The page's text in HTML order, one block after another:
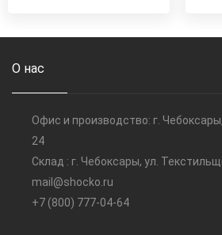
О нас
Офис и производство: г.
24
Склад : г. Чебоксары, ул.
mail@shocko.ru
+7 (800) 777-04-64